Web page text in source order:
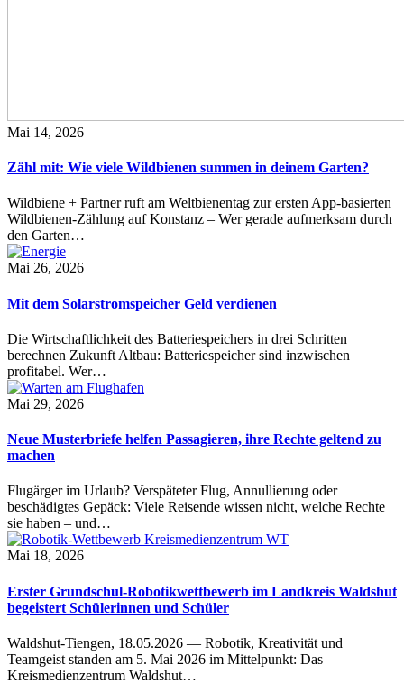
Mai 14, 2026
Zähl mit: Wie viele Wildbienen summen in deinem Garten?
Wildbiene + Partner ruft am Weltbienentag zur ersten App-basierten
Wildbienen-Zählung auf Konstanz – Wer gerade aufmerksam durch
den Garten…
Mai 26, 2026
Mit dem Solarstromspeicher Geld verdienen
Die Wirtschaftlichkeit des Batteriespeichers in drei Schritten
berechnen Zukunft Altbau: Batteriespeicher sind inzwischen
profitabel. Wer…
Mai 29, 2026
Neue Musterbriefe helfen Passagieren, ihre Rechte geltend zu
machen
Flugärger im Urlaub? Verspäteter Flug, Annullierung oder
beschädigtes Gepäck: Viele Reisende wissen nicht, welche Rechte
sie haben – und…
Mai 18, 2026
Erster Grundschul-Robotikwettbewerb im Landkreis Waldshut
begeistert Schülerinnen und Schüler
Waldshut-Tiengen, 18.05.2026 — Robotik, Kreativität und
Teamgeist standen am 5. Mai 2026 im Mittelpunkt: Das
Kreismedienzentrum Waldshut…